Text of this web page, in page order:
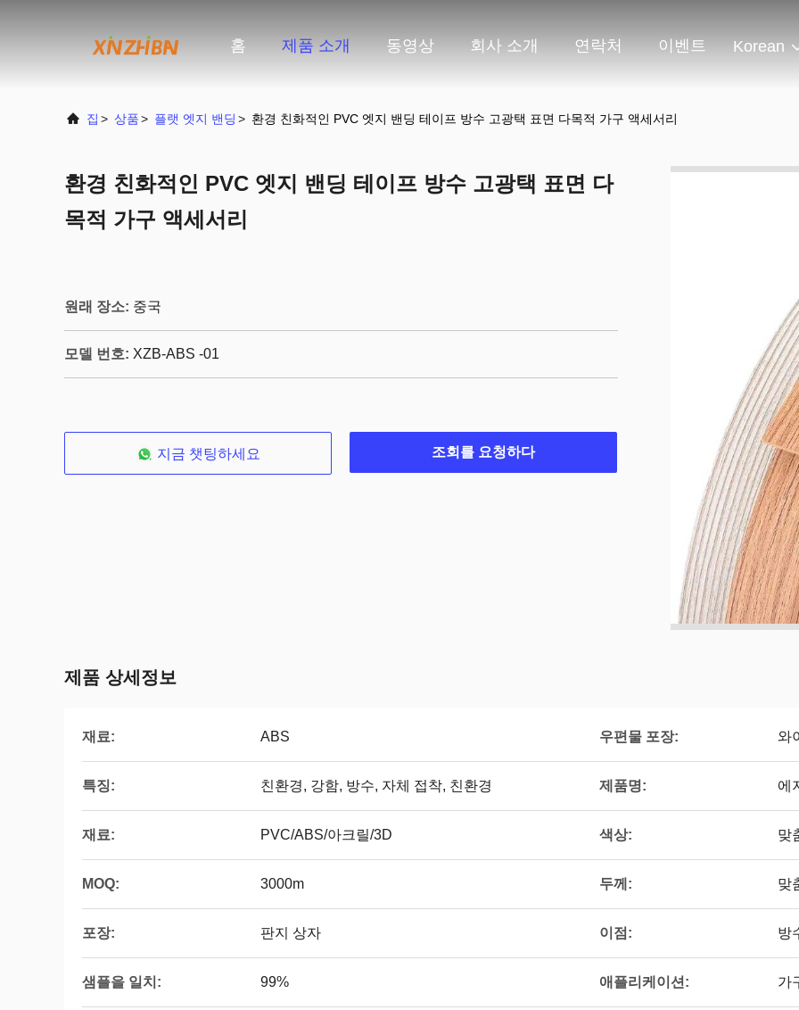
홈 제품 소개 동영상 회사 소개 연락처 이벤트 Korean
집 > 상품> 플랫 엣지 밴딩 > 환경 친화적인 PVC 엣지 밴딩 테이프 방수 고광택 표면 다목적 가구 액세서리
환경 친화적인 PVC 엣지 밴딩 테이프 방수 고광택 표면 다
목적 가구 액세서리
원래 장소: 중국
모델 번호: XZB-ABS -01
지금 챗팅하세요 조회를 요청하다
제품 상세정보
재료: ABS 우편물 포장: 와이
특징: 친환경, 강함, 방수, 자체 접착, 친환경 제품명: 에
재료: PVC/ABS/아크릴/3D 색상: 맞
MOQ: 3000m 두께: 맞
포장: 판지 상자 이점: 방
샘플을 일치: 99% 애플리케이션: 가